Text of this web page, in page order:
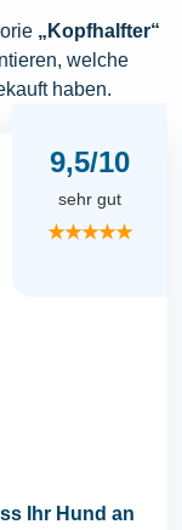
„Kopfhalfter“
welche
haben.
9,5/10
sehr gut
★★★★★
Ihr Hund an